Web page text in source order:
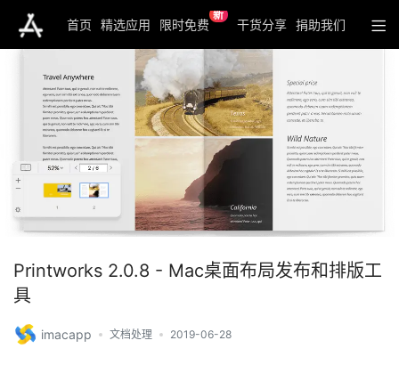
首页 精选应用 限时免费
新
干货分享 捐助我们
Printworks 2.0.8 - Mac桌面布局发布和排版工
具
imacapp 文档处理 2019-06-28